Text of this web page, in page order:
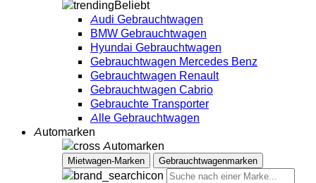
Beliebt
Audi Gebrauchtwagen
BMW Gebrauchtwagen
Hyundai Gebrauchtwagen
Gebrauchtwagen Mercedes Benz
Gebrauchtwagen Renault
Gebrauchtwagen Cabrio
Gebrauchte Transporter
Alle Gebrauchtwagen
Automarken
Automarken
Mietwagen-Marken Gebrauchtwagenmarken